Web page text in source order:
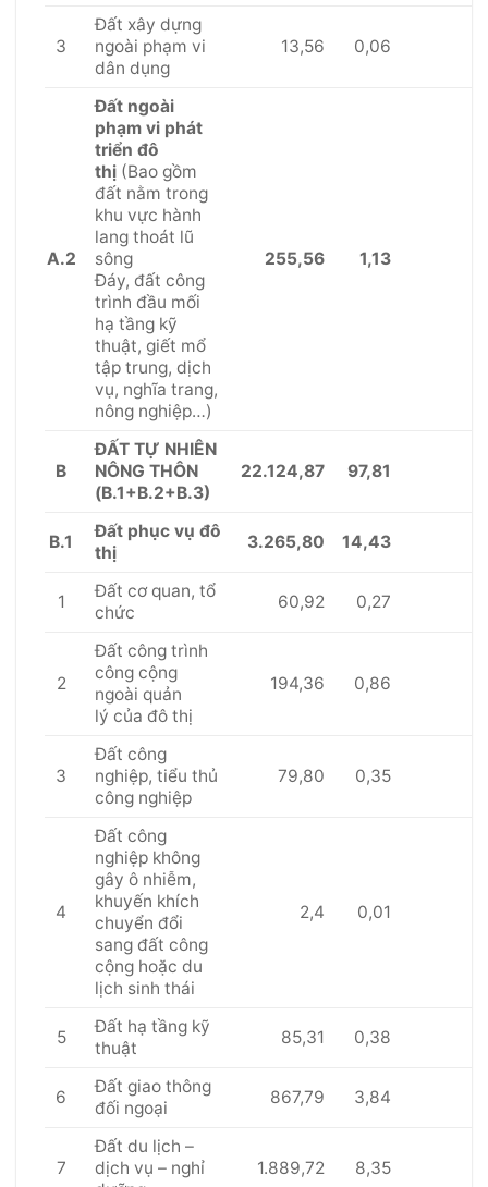
3
Đất xây dựng
ngoài phạm vi
dân dụng
13,56 0,06
A.2
Đất ngoài
phạm vi phát
triển đô
thị(Bao gồm
đất nằm trong
khu vực hành
lang thoát lũ
sông
Đáy, đất công
trình đầu mối
hạ tầng kỹ
thuật, giết mổ
tập trung, dịch
vụ, nghĩa trang,
nông nghiệp…)
255,56 1,13
B
ĐẤT TỰ NHIÊN
NÔNG THÔN
(B.1+B.2+B.3)
22.124,87 97,81
B.1
Đất phục vụ đô
thị
3.265,80 14,43
1
Đất cơ quan, tổ
chức
60,92 0,27
2
Đất công trình
công cộng
ngoài quản
lý của đô thị
194,36 0,86
3
Đất công
nghiệp, tiểu thủ
công nghiệp
79,80 0,35
4
Đất công
nghiệp không
gây ô nhiễm,
khuyến khích
chuyển đổi
sang đất công
cộng hoặc du
lịch sinh thái
2,4 0,01
5
Đất hạ tầng kỹ
thuật
85,31 0,38
6
Đất giao thông
đối ngoại
867,79 3,84
7
Đất du lịch –
dịch vụ – nghỉ
1.889,72 8,35